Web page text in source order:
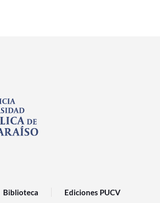
Biblioteca Ediciones PUCV